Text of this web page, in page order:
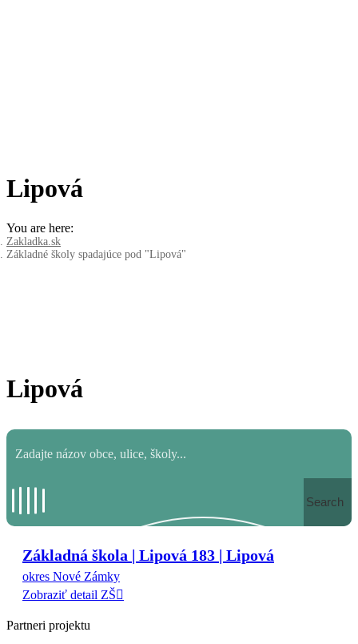
Lipová
You are here:
Zakladka.sk
Základné školy spadajúce pod "Lipová"
Lipová
Search
Základná škola | Lipová 183 | Lipová
okres Nové Zámky
Zobraziť detail ZŠ
Partneri projektu